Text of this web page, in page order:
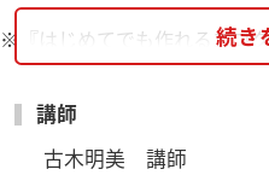
※『はじめてでも作れるエコ
ブティック社刊1,760円（税
有をご選択ください。
※石畳編みは時間がかかるの
続き
講師
古木明美　講師